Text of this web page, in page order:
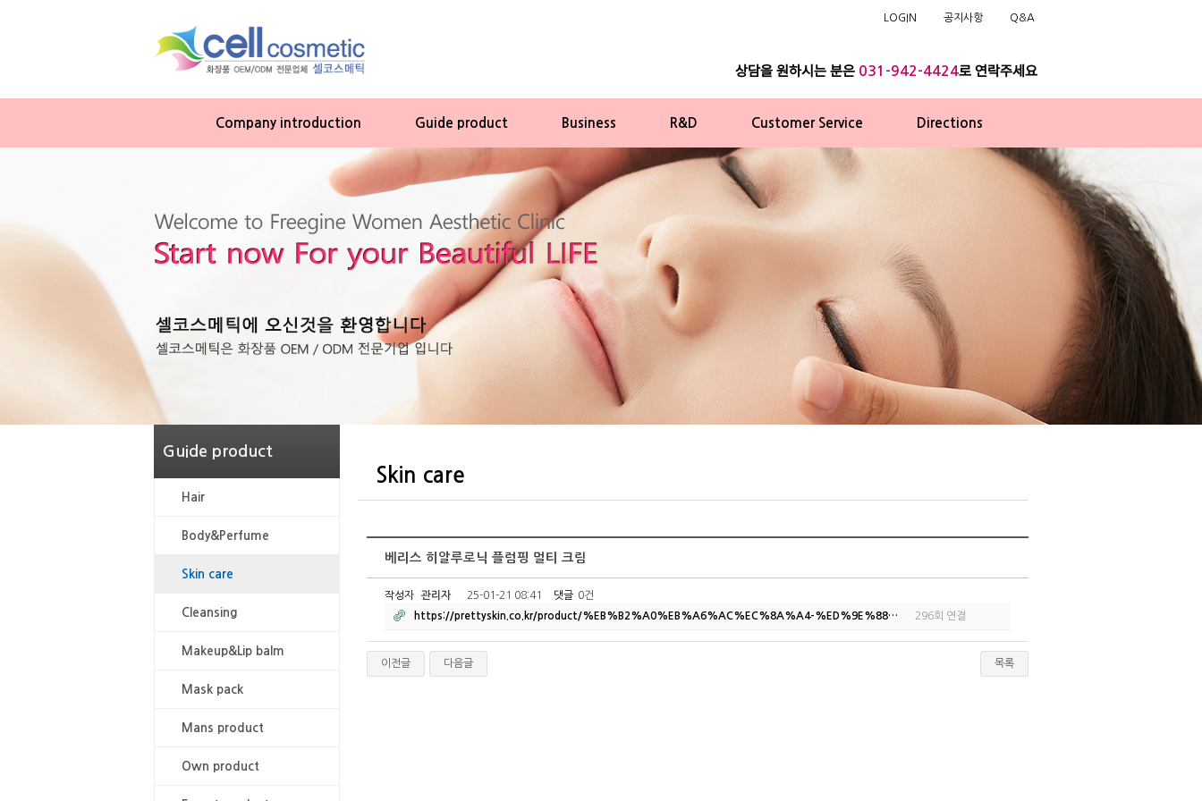
LOGIN 공지사항 Q&A
상담을 원하시는 분은 031-942-4424로 연락주세요
Company introduction Guide product Business R&D Customer Service Directions
Guide product
Hair
Body&Perfume
Skin care
Cleansing
Makeup&Lip balm
Mask pack
Mans product
Own product
Skin care
베리스 히알루로닉 플럼핑 멀티 크림
작성자 관리자 25-01-21 08:41 댓글 0건
https://prettyskin.co.kr/product/%EB%B2%A0%EB%A6%AC%EC%8A%A4-%ED%9E%88…
296회 연결
이전글 다음글 목록